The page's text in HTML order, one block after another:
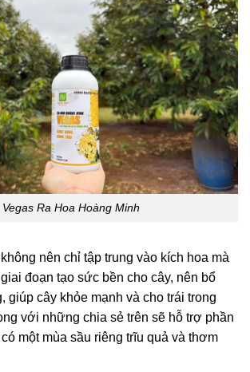
Vegas Ra Hoa Hoàng Minh
nên chỉ tập trung vào kích hoa mà
đoạn tạo sức bền cho cây, nên bổ
giúp cây khỏe mạnh và cho trái trong
với những chia sẻ trên sẽ hỗ trợ phần
một mùa sầu riêng trĩu quả và thơm